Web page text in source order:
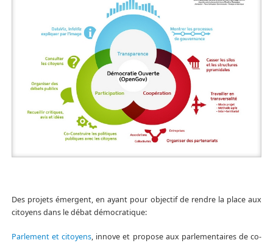
Des projets émergent, en ayant pour objectif de rendre la place aux
citoyens dans le débat démocratique:
Parlement et citoyens, innove et propose aux parlementaires de co-